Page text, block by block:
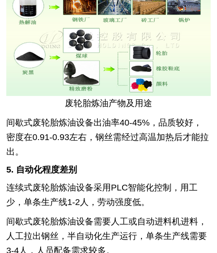
废轮胎炼油产物及用途
间歇式废轮胎炼油设备出油率40-45%，品质较好，
密度在0.91-0.93左右，钢丝需经过高温加热后才能拉
出。
5. 自动化程度差别
连续式废轮胎炼油设备采用PLC智能化控制，用工
少，单条生产线1-2人，劳动强度低。
间歇式废轮胎炼油设备需要人工或自动进料机进料，
人工拉出钢丝，半自动化生产运行，单条生产线需要
3-4人，人员配备需求较多。